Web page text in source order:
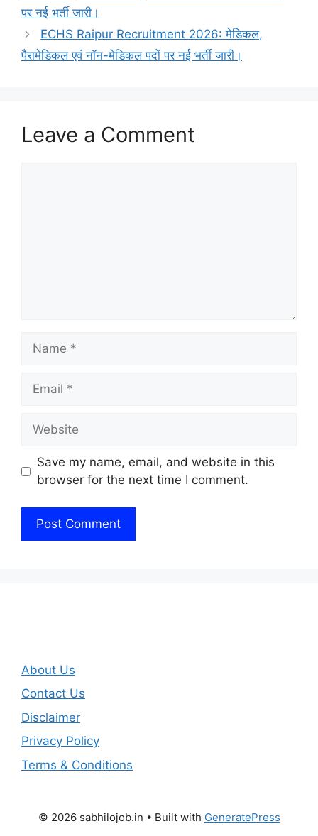
पर नई भर्ती जारी।
ECHS Raipur Recruitment 2026: मेडिकल,
पैरामेडिकल एवं नॉन-मेडिकल पदों पर नई भर्ती जारी।
Leave a Comment
Name
Email
Website
Save my name, email, and website in this
browser for the next time I comment.
About Us
Contact Us
Disclaimer
Privacy Policy
Terms & Conditions
© 2026 sabhilojob.in • Built with GeneratePress